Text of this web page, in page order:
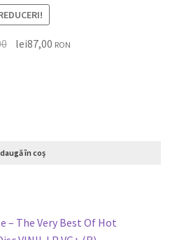
lei87,00 RON
în coș